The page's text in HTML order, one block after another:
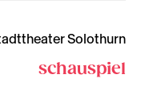
Solothurn
schauspiel